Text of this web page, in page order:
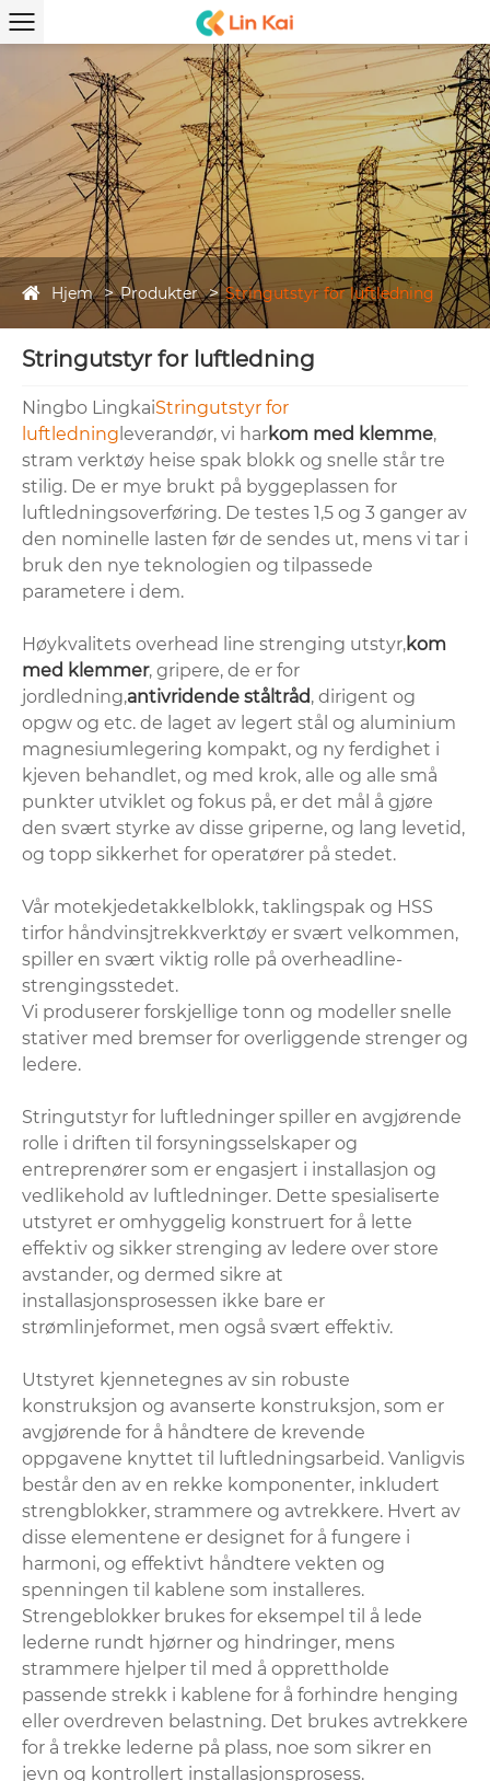
Hjem Produkter Stringutstyr for luftledning
Stringutstyr for luftledning
Ningbo LingkaiStringutstyr for
luftledning leverandør, vi harkom med klemme,
stram verktøy heise spak blokk og snelle står tre
stilig. De er mye brukt på byggeplassen for
luftledningsoverføring. De testes 1,5 og 3 ganger av
den nominelle lasten før de sendes ut, mens vi tar i
bruk den nye teknologien og tilpassede
parametere i dem.
Høykvalitets overhead line strenging utstyr,kom
med klemmer, gripere, de er for
jordledning,antivridende ståltråd, dirigent og
opgw og etc. de laget av legert stål og aluminium
magnesiumlegering kompakt, og ny ferdighet i
kjeven behandlet, og med krok, alle og alle små
punkter utviklet og fokus på, er det mål å gjøre
den svært styrke av disse griperne, og lang levetid,
og topp sikkerhet for operatører på stedet.
Vår motekjedetakkelblokk, taklingspak og HSS
tirfor håndvinsjtrekkverktøy er svært velkommen,
spiller en svært viktig rolle på overheadline-
strengingsstedet.
Vi produserer forskjellige tonn og modeller snelle
stativer med bremser for overliggende strenger og
ledere.
Stringutstyr for luftledninger spiller en avgjørende
rolle i driften til forsyningsselskaper og
entreprenører som er engasjert i installasjon og
vedlikehold av luftledninger. Dette spesialiserte
utstyret er omhyggelig konstruert for å lette
effektiv og sikker strenging av ledere over store
avstander, og dermed sikre at
installasjonsprosessen ikke bare er
strømlinjeformet, men også svært effektiv.
Utstyret kjennetegnes av sin robuste
konstruksjon og avanserte konstruksjon, som er
avgjørende for å håndtere de krevende
oppgavene knyttet til luftledningsarbeid. Vanligvis
består den av en rekke komponenter, inkludert
strengblokker, strammere og avtrekkere. Hvert av
disse elementene er designet for å fungere i
harmoni, og effektivt håndtere vekten og
spenningen til kablene som installeres.
Strengeblokker brukes for eksempel til å lede
lederne rundt hjørner og hindringer, mens
strammere hjelper til med å opprettholde
passende strekk i kablene for å forhindre henging
eller overdreven belastning. Det brukes avtrekkere
for å trekke lederne på plass, noe som sikrer en
jevn og kontrollert installasjonsprosess.